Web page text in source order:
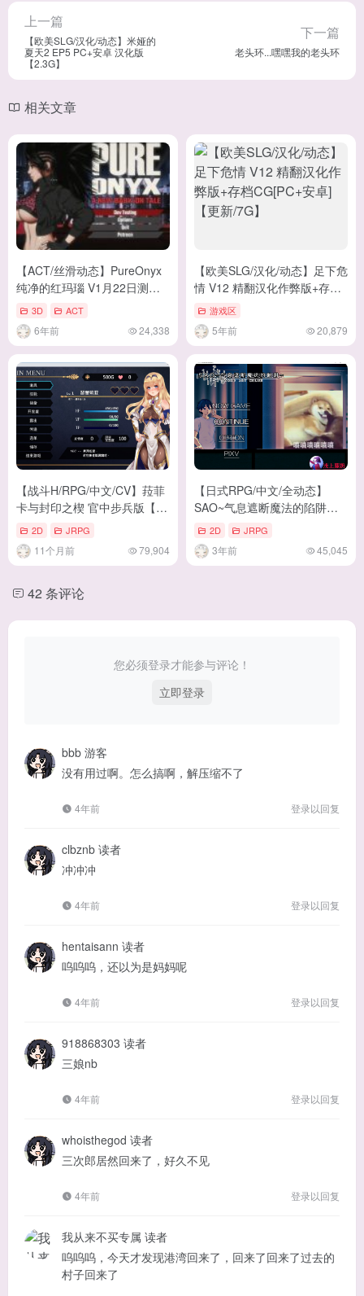
上一篇
【欧美SLG/汉化/动态】米娅的
夏天2 EP5 PC+安卓 汉化版
【2.3G】
下一篇
老头环...嘿嘿我的老头环
相关文章
【ACT/丝滑动态】PureOnyx
纯净的红玛瑙 V1月22日测试
更新版【1.9G/更新】
3D ACT
6年前 24,338
【欧美SLG/汉化/动态】足下危
情 V12 精翻汉化作弊版+存档
CG[PC+安卓]【更新/7G】
游戏区
5年前 20,879
【战斗H/RPG/中文/CV】菈菲
卡与封印之楔 官中步兵版【新
作/1.2G】
2D JRPG
11个月前 79,904
【日式RPG/中文/全动态】
SAO~气息遮断魔法的陷阱
~Ver0.41 最新中文版【更
新/1.9G】
2D JRPG
3年前 45,045
42 条评论
您必须登录才能参与评论！
立即登录
bbb 游客
没有用过啊。怎么搞啊，解压缩不了
4年前 登录以回复
clbznb 读者
冲冲冲
4年前 登录以回复
hentaisann 读者
呜呜呜，还以为是妈妈呢
4年前 登录以回复
918868303 读者
三娘nb
4年前 登录以回复
whoisthegod 读者
三次郎居然回来了，好久不见
4年前 登录以回复
我从来不买专属 读者
呜呜呜，今天才发现港湾回来了，回来了回来了过去的
村子回来了